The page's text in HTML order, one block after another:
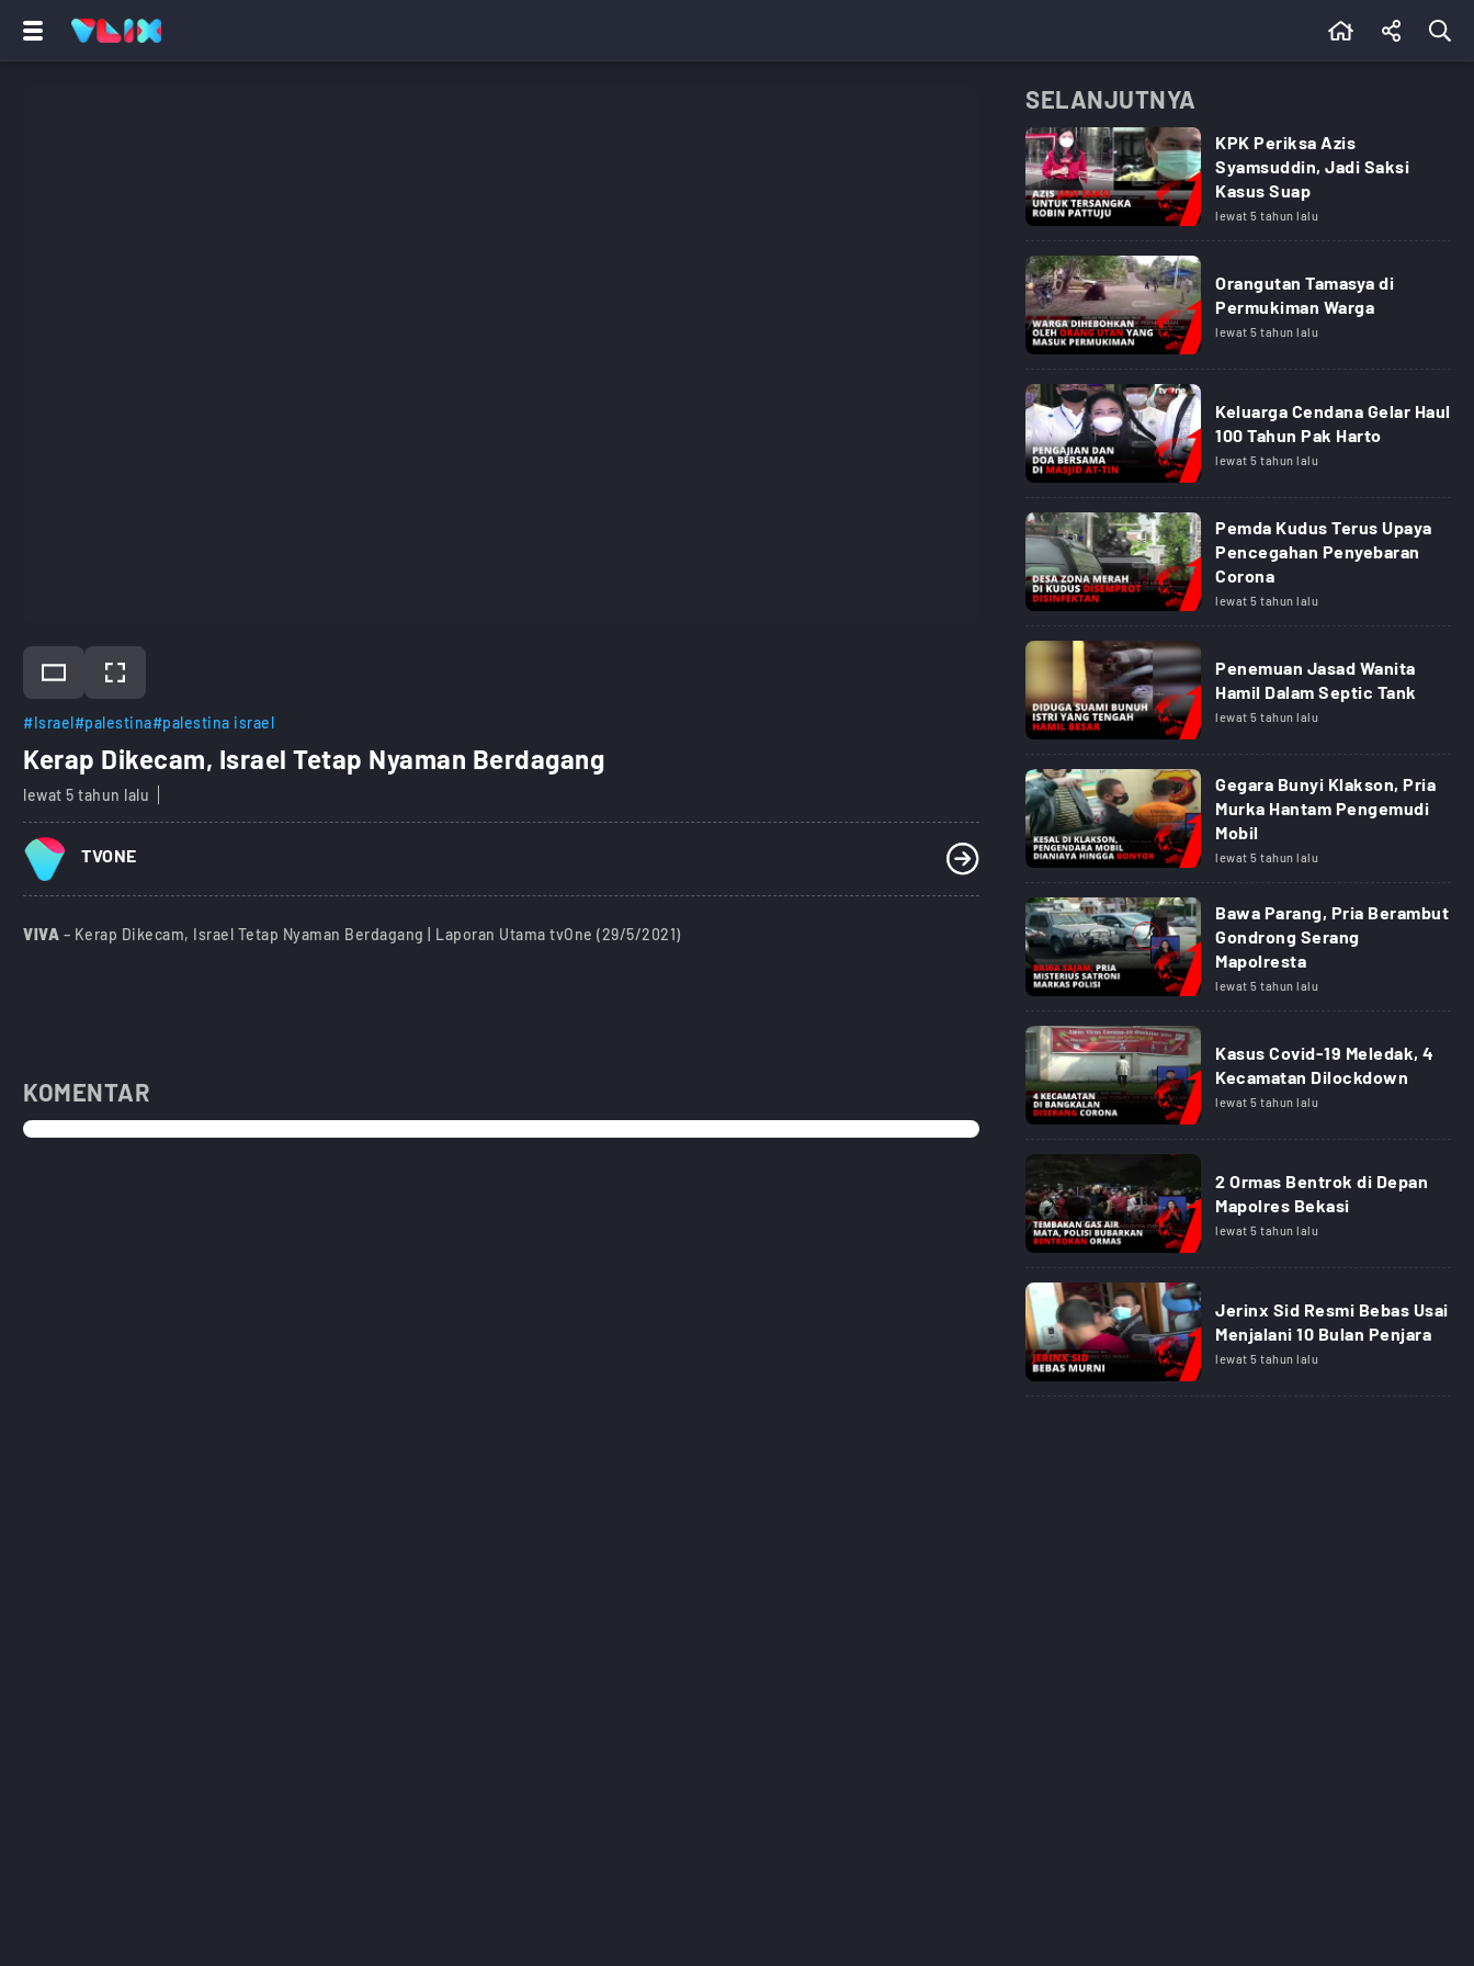
#Israel#palestina#palestina israel
Kerap Dikecam, Israel Tetap Nyaman Berdagang
lewat 5 tahun lalu
TVONE
VIVA – Kerap Dikecam, Israel Tetap Nyaman Berdagang | Laporan Utama tvOne (29/5/2021)
KOMENTAR
SELANJUTNYA
KPK Periksa Azis
Syamsuddin, Jadi Saksi
Kasus Suap
lewat 5 tahun lalu
Orangutan Tamasya di
Permukiman Warga
lewat 5 tahun lalu
Keluarga Cendana Gelar Haul
100 Tahun Pak Harto
lewat 5 tahun lalu
Pemda Kudus Terus Upaya
Pencegahan Penyebaran
Corona
lewat 5 tahun lalu
Penemuan Jasad Wanita
Hamil Dalam Septic Tank
lewat 5 tahun lalu
Gegara Bunyi Klakson, Pria
Murka Hantam Pengemudi
Mobil
lewat 5 tahun lalu
Bawa Parang, Pria Berambut
Gondrong Serang
Mapolresta
lewat 5 tahun lalu
Kasus Covid-19 Meledak, 4
Kecamatan Dilockdown
lewat 5 tahun lalu
2 Ormas Bentrok di Depan
Mapolres Bekasi
lewat 5 tahun lalu
Jerinx Sid Resmi Bebas Usai
Menjalani 10 Bulan Penjara
lewat 5 tahun lalu